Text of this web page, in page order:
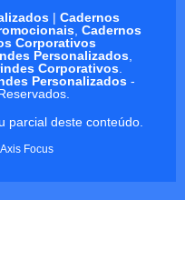
| Cadernos
, Cadernos
Corporativos
Personalizados,
Corporativos.
Personalizados -
parcial deste conteúdo.
Axis Focus